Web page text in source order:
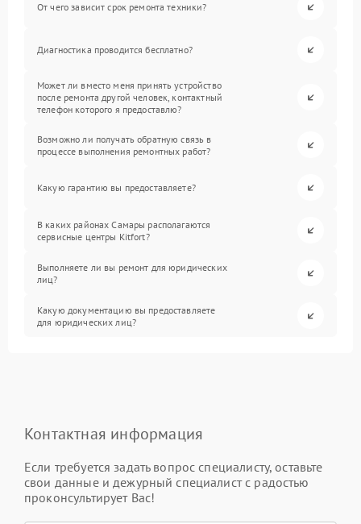
От чего зависит срок ремонта техники?
Диагностика проводится бесплатно?
Может ли вместо меня принять устройство
после ремонта другой человек, контактный
телефон которого я предоставлю?
Возможно ли получать обратную связь в
процессе выполнения ремонтных работ?
Какую гарантию вы предоставляете?
В каких районах Самары располагаются
сервисные центры Kitfort?
Выполняете ли вы ремонт для юридических
лиц?
Какую документацию вы предоставляете
для юридических лиц?
Контактная информация
Если требуется задать вопрос специалисту, оставьте
свои данные и дежурный специалист с радостью
проконсультирует Вас!